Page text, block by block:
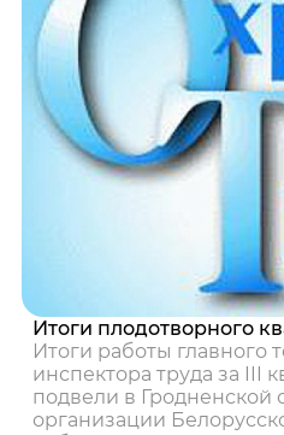
Итоги плодотворного
Итоги работы главного
инспектора труда за III
подвели в Гродненской
организации